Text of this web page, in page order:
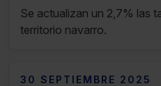
Se actualizan un 2,7% las
territorio navarro.
30 SEPTIEMBRE 2025